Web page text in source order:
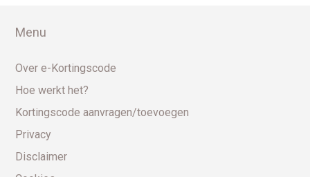
Menu
Over e-Kortingscode
Hoe werkt het?
Kortingscode aanvragen/toevoegen
Privacy
Disclaimer